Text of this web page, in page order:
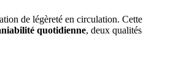
de légèreté en circulation. Cette
quotidienne, deux qualités